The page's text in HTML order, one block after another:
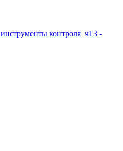
контроля ч13 -